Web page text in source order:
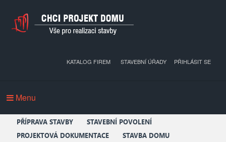
PŘIHLÁSIT SE
KATALOG FIREM STAVEBNÍ ÚŘADY
Menu
PŘÍPRAVA STAVBY
STAVEBNÍ POVOLENÍ
PROJEKTOVÁ DOKUMENTACE
STAVBA DOMU